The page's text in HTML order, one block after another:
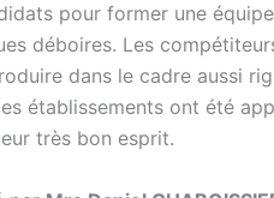
pour former une
déboires. Les
dans le cadre aussi
établissements ont été
très bon esprit.